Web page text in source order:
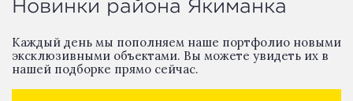
Новинки района Якиманка
Каждый день мы пополняем наше портфолио новыми
эксклюзивными объектами. Вы можете увидеть их в
нашей подборке прямо сейчас.